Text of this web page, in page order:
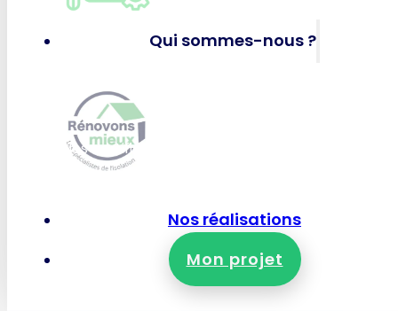
Qui sommes-nous ?
Nos certifications et garanties
Nos réalisations
Mon projet